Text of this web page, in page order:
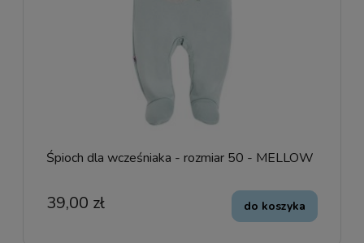
Śpioch dla wcześniaka - rozmiar 50 - MELLOW
39,00 zł do koszyka